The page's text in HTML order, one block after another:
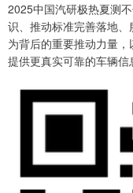
2025中国汽研极热夏测
识、推动标准完善落地
为背后的重要推动力量
提供更真实可靠的车辆信